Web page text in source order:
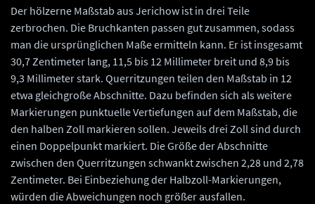
Der hölzerne Maßstab aus Jerichow ist in drei Teile
zerbrochen. Die Bruchkanten passen gut zusammen, sodass
man die ursprünglichen Maße ermitteln kann. Er ist insgesamt
30,7 Zentimeter lang, 11,5 bis 12 Millimeter breit und 8,9 bis
9,3 Millimeter stark. Querritzungen teilen den Maßstab in 12
etwa gleichgroße Abschnitte. Dazu befinden sich als weitere
Markierungen punktuelle Vertiefungen auf dem Maßstab, die
den halben Zoll markieren sollen. Jeweils drei Zoll sind durch
einen Doppelpunkt markiert. Die Größe der Abschnitte
zwischen den Querritzungen schwankt zwischen 2,28 und 2,78
Zentimeter. Bei Einbeziehung der Halbzoll-Markierungen,
würden die Abweichungen noch größer ausfallen.